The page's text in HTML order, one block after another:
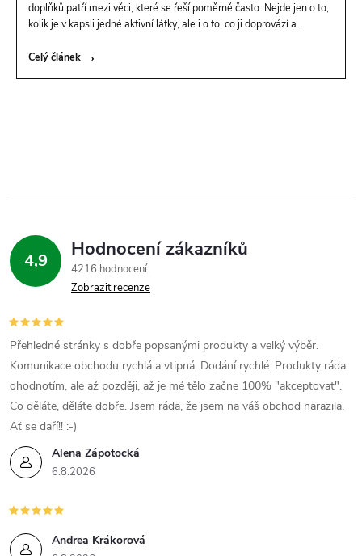
doplňků patří mezi věci, které se řeší poměrně často. Nejde jen o to,
kolik je v kapsli jedné aktivní látky, ale i o to, co ji doprovází a...
Celý článek
l
d
a
c
í
p
r
v
k
y
v
4,9 Hodnocení zákazníků
4216 hodnocení
Zobrazit recenze
Alena Zápotocká
6.8.2026
Přehledné stránky s dobře popsanými produkty a velký výběr.
Komunikace obchodu rychlá a vtipná. Dodání rychlé. Produkty ráda
ohodnotím, ale až později, až je mé tělo začne 100% "akceptovat".
Co děláte, děláte dobře. Jsem ráda, že jsem na váš obchod narazila.
Ať se daří!! :-)
Andrea Krákorová